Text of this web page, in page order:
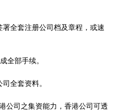
全套注册公司档及章程，或速
全部手续。
全套资料。
公司之集资能力，香港公司可透